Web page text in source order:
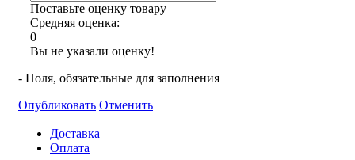
Поставьте оценку товару
Средняя оценка:
0
Вы не указали оценку!
- Поля, обязательные для заполнения
Опубликовать Отменить
Доставка
Оплата